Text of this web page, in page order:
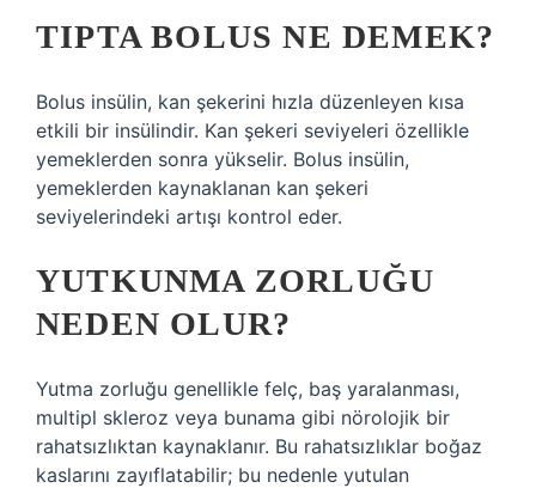
TIPTA BOLUS NE DEMEK?
Bolus insülin, kan şekerini hızla düzenleyen kısa
etkili bir insülindir. Kan şekeri seviyeleri özellikle
yemeklerden sonra yükselir. Bolus insülin,
yemeklerden kaynaklanan kan şekeri
seviyelerindeki artışı kontrol eder.
YUTKUNMA ZORLUĞU
NEDEN OLUR?
Yutma zorluğu genellikle felç, baş yaralanması,
multipl skleroz veya bunama gibi nörolojik bir
rahatsızlıktan kaynaklanır. Bu rahatsızlıklar boğaz
kaslarını zayıflatabilir; bu nedenle yutulan